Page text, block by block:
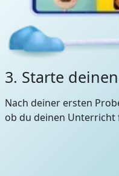
3. Starte
Nach deiner ersten
ob du deinen